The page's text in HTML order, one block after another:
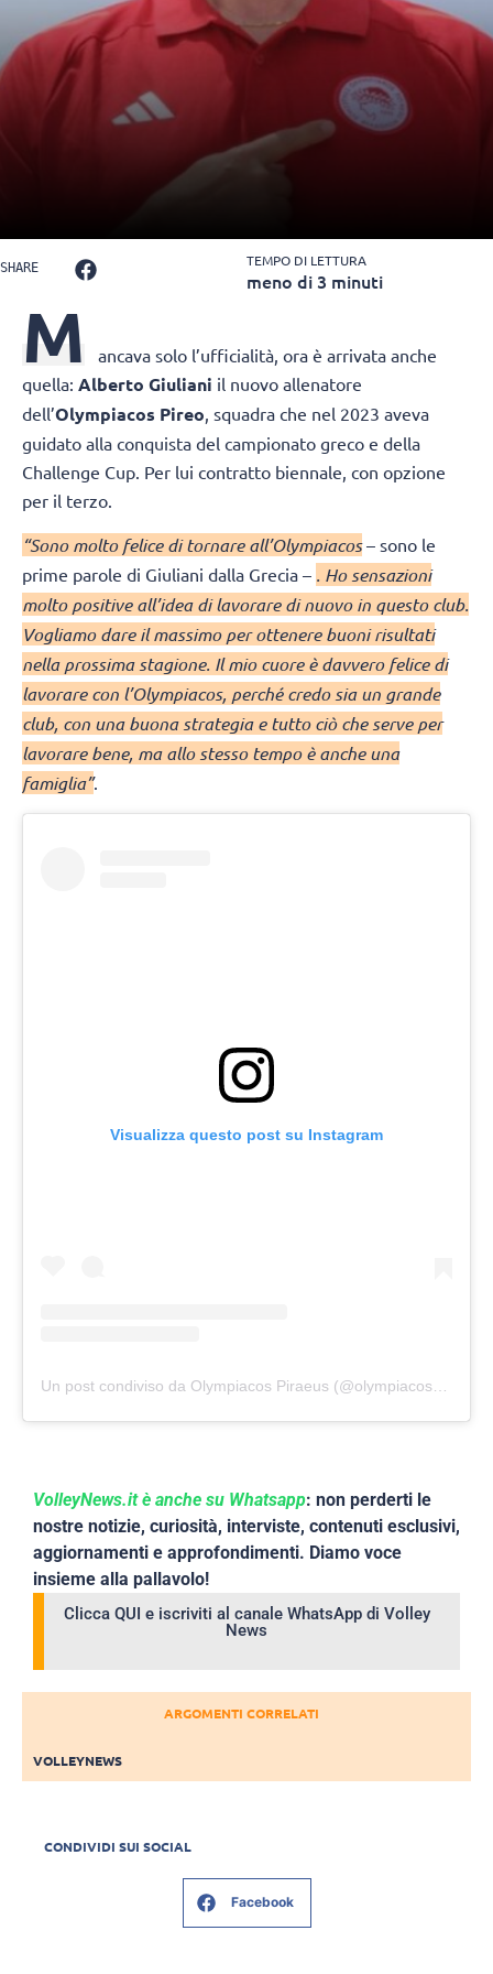
SHARE TEMPO DI LETTURA
meno di 3 minuti
M
ancava solo l’ufficialità, ora è arrivata anche
quella: Alberto Giuliani il nuovo allenatore
dell’Olympiacos Pireo, squadra che nel 2023 aveva
guidato alla conquista del campionato greco e della
Challenge Cup. Per lui contratto biennale, con opzione
per il terzo.
“Sono molto felice di tornare all’Olympiacos– sono le
prime parole di Giuliani dalla Grecia – . Ho sensazioni
molto positive all’idea di lavorare di nuovo in questo club.
Vogliamo dare il massimo per ottenere buoni risultati
nella prossima stagione. Il mio cuore è davvero felice di
lavorare con l’Olympiacos, perché credo sia un grande
club, con una buona strategia e tutto ciò che serve per
lavorare bene, ma allo stesso tempo è anche una
famiglia”.
Visualizza questo post su Instagram
Un post condiviso da Olympiacos Piraeus (@olympiacossfp)
VolleyNews.it è anche su Whatsapp: non perderti le
nostre notizie, curiosità, interviste, contenuti esclusivi,
aggiornamenti e approfondimenti. Diamo voce
insieme alla pallavolo!
Clicca QUI e iscriviti al canale WhatsApp di Volley
News
ARGOMENTI CORRELATI
VOLLEYNEWS
CONDIVIDI SUI SOCIAL
Facebook